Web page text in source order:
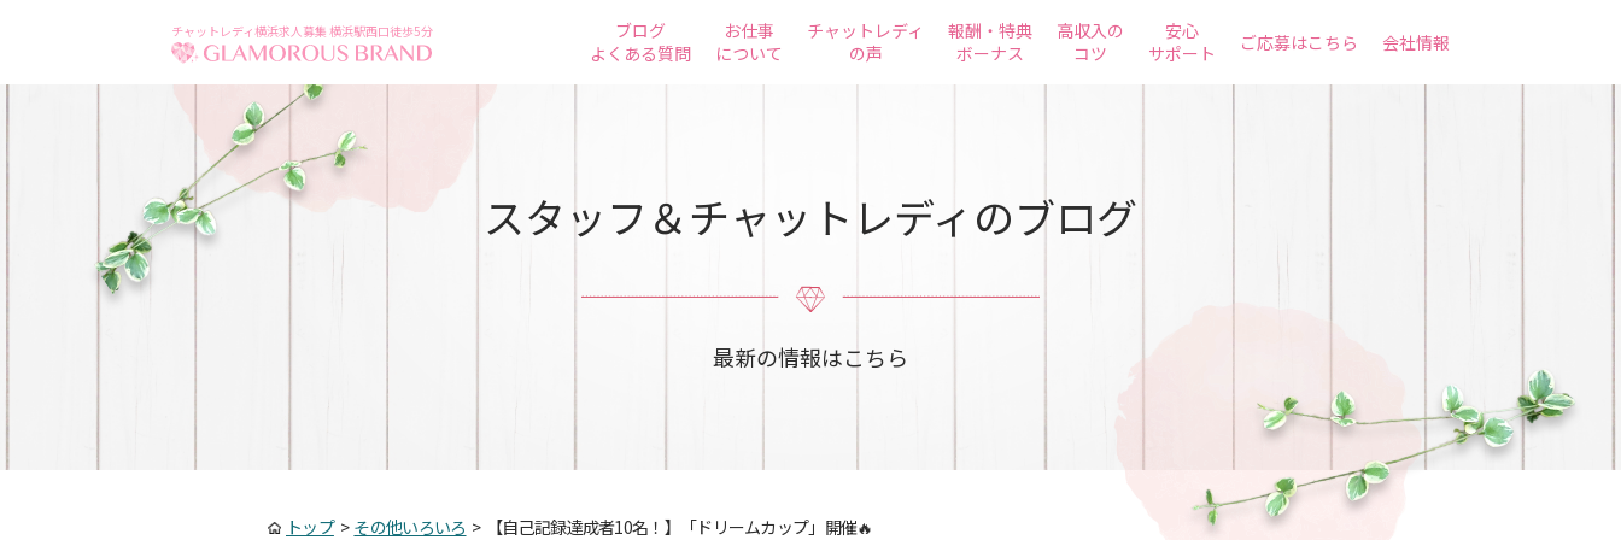
チャットレディ横浜求人募集 横浜駅西口徒歩5分
ブログ
よくある質問
お仕事
について
チャットレディ
の声
報酬・特典
ボーナス
高収入の
コツ
安心
サポート
ご応募はこちら 会社情報
スタッフ＆チャットレディのブログ
最新の情報はこちら
トップ> その他いろいろ > 【自己記録達成者10名！】「ドリームカップ」開催🔥